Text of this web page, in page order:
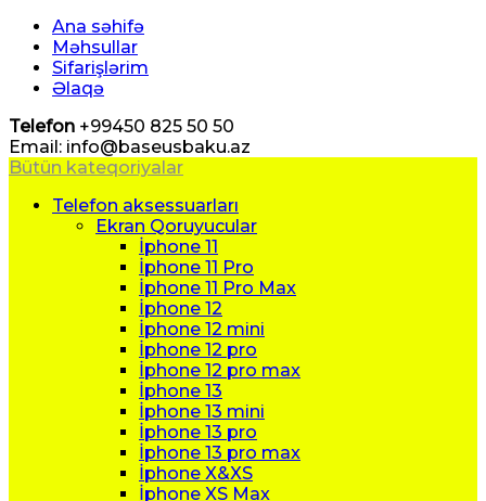
Ana səhifə
Məhsullar
Sifarişlərim
Əlaqə
Telefon +99450 825 50 50
Email: info@baseusbaku.az
Bütün kateqoriyalar
Telefon aksessuarları
Ekran Qoruyucular
İphone 11
İphone 11 Pro
İphone 11 Pro Max
İphone 12
İphone 12 mini
İphone 12 pro
İphone 12 pro max
İphone 13
İphone 13 mini
İphone 13 pro
İphone 13 pro max
İphone X&XS
İphone XS Max